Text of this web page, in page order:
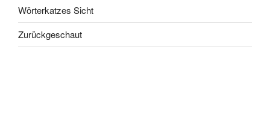
Wörterkatzes Sicht
Zurückgeschaut